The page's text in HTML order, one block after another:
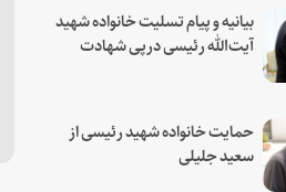
بیانیه و پیام تسلیت خانواده شهید
آیت‌الله رئیسی درپی شهادت
حمایت خانواده شهید رئیسی از
سعید جلیلی